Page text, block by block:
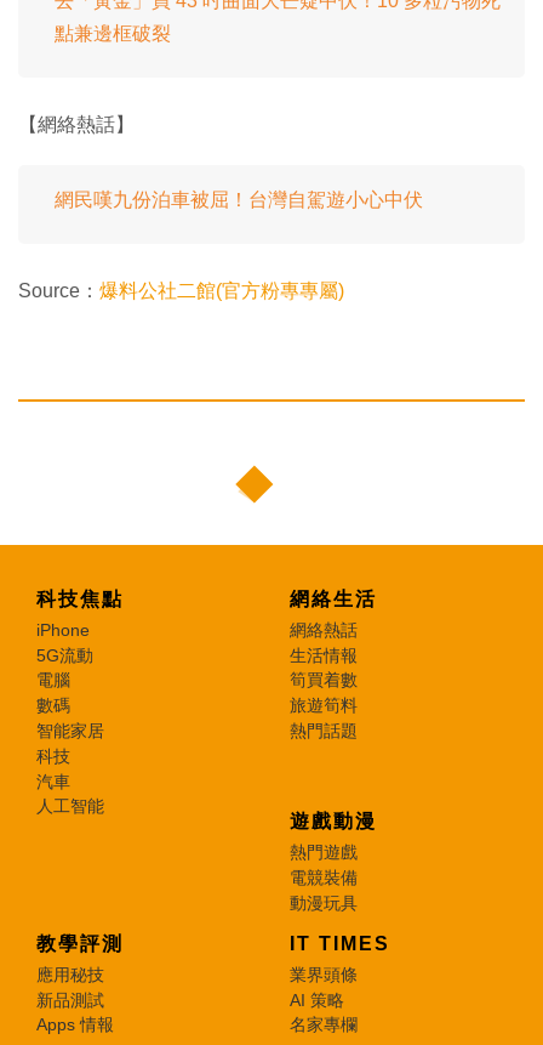
點兼邊框破裂
【網絡熱話】
網民嘆九份泊車被屈！台灣自駕遊小心中伏
Source： 爆料公社二館(官方粉專專屬)
科技焦點
iPhone
5G流動
電腦
數碼
智能家居
科技
汽車
人工智能
網絡生活
網絡熱話
生活情報
筍買着數
旅遊筍料
熱門話題
遊戲動漫
熱門遊戲
電競裝備
動漫玩具
教學評測
應用秘技
新品測試
Apps 情報
IT TIMES
業界頭條
AI 策略
名家專欄